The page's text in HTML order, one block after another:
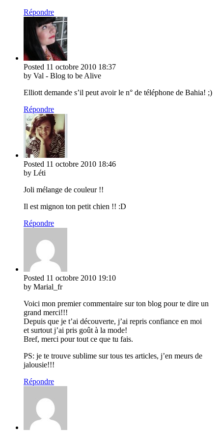
Répondre
Posted 11 octobre 2010 18:37
by Val - Blog to be Alive
Elliott demande s’il peut avoir le n° de téléphone de Bahia! ;)
Répondre
Posted 11 octobre 2010 18:46
by Léti
Joli mélange de couleur !!
Il est mignon ton petit chien !! :D
Répondre
Posted 11 octobre 2010 19:10
by Marial_fr
Voici mon premier commentaire sur ton blog pour te dire un
grand merci!!!
Depuis que je t’ai découverte, j’ai repris confiance en moi
et surtout j’ai pris goût à la mode!
Bref, merci pour tout ce que tu fais.
PS: je te trouve sublime sur tous tes articles, j’en meurs de
jalousie!!!
Répondre